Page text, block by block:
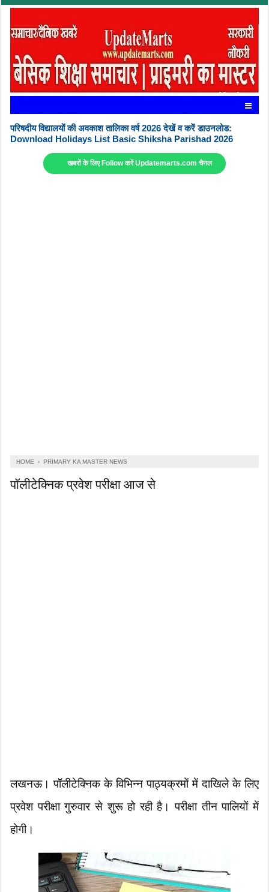
परिषदीय विद्यालयों की अवकाश तालिका वर्ष 2026 देखें व करें डाउनलोड:
Download Holidays List Basic Shiksha Parishad 2026
खबरों के लिए Follow करें Updatemarts.com चैनल
HOME › PRIMARY KA MASTER NEWS
पॉलीटेक्निक प्रवेश परीक्षा आज से
लखनऊ। पॉलीटेक्निक के विभिन्न पाठ्यक्रमों में दाखिले के लिए
प्रवेश परीक्षा गुरुवार से शुरू हो रही है। परीक्षा तीन पालियों में
होगी।